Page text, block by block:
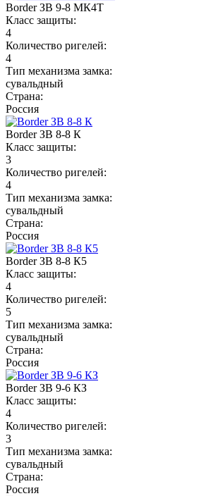
Border ЗВ 9-8 МК4Т
Класс защиты:
4
Количество ригелей:
4
Тип механизма замка:
сувальдный
Страна:
Россия
Border ЗВ 8-8 К
Класс защиты:
3
Количество ригелей:
4
Тип механизма замка:
сувальдный
Страна:
Россия
Border ЗВ 8-8 К5
Класс защиты:
4
Количество ригелей:
5
Тип механизма замка:
сувальдный
Страна:
Россия
Border ЗВ 9-6 КЗ
Класс защиты:
4
Количество ригелей:
3
Тип механизма замка:
сувальдный
Страна:
Россия